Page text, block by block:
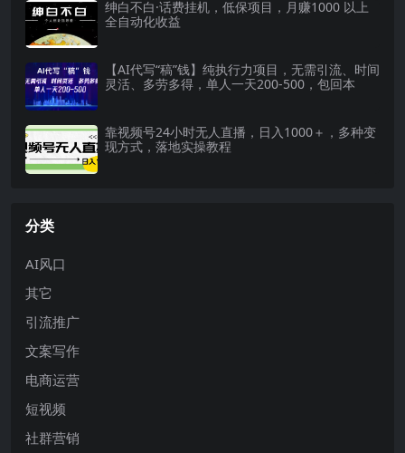
绅白不白·话费挂机，低保项目，月赚1000 以上
全自动化收益
【AI代写“稿”钱】纯执行力项目，无需引流、时间
灵活、多劳多得，单人一天200-500，包回本
靠视频号24小时无人直播，日入1000＋，多种变
现方式，落地实操教程
分类
AI风口
其它
引流推广
文案写作
电商运营
短视频
社群营销